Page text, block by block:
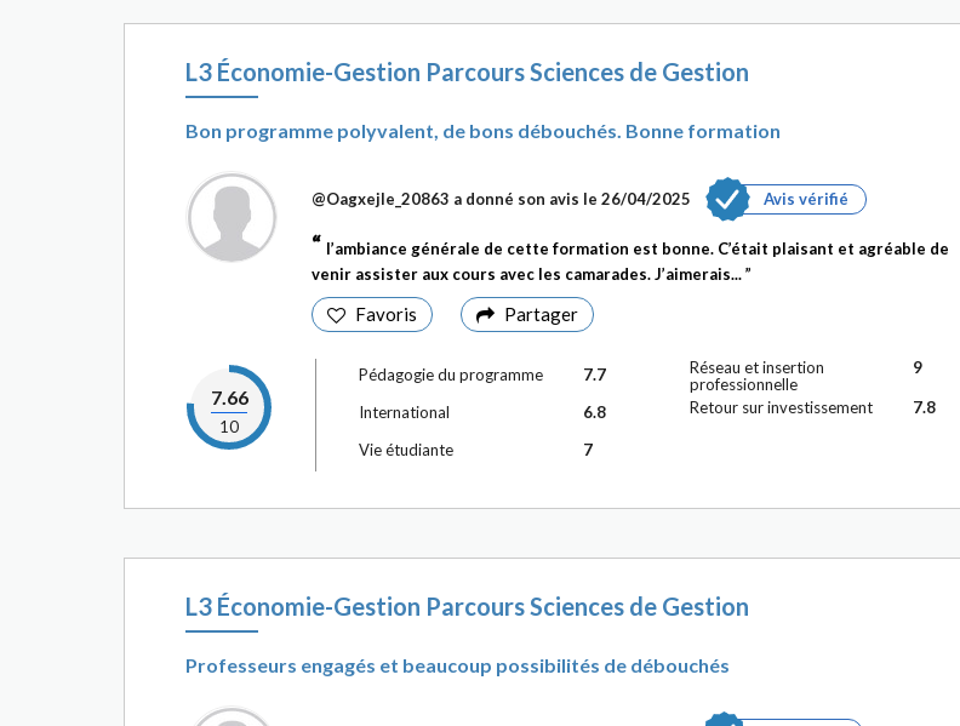
L3 Économie-Gestion Parcours Sciences de Gestion
Bon programme polyvalent, de bons débouchés. Bonne formation
@Oagxejle_20863 a donné son avis le 26/04/2025 Avis vérifié
l’ambiance générale de cette formation est bonne. C’était plaisant et agréable de
venir assister aux cours avec les camarades. J’aimerais...
Favoris Partager
7.66
10
Pédagogie du programme
7.7
International
6.8
Vie étudiante
7
Réseau et insertion
professionnelle
9
Retour sur investissement 7.8
L3 Économie-Gestion Parcours Sciences de Gestion
Professeurs engagés et beaucoup possibilités de débouchés